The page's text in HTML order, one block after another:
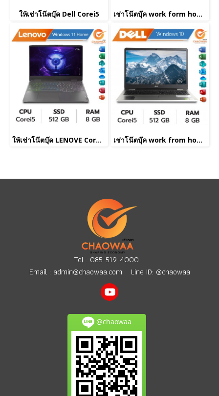
ให้เช่าโน๊ตบุ๊ค Dell Corei5 เช่าโน๊ตบุ๊ค work form home
ให้เช่าโน๊ตบุ๊ค LENOVE Corei5 เช่าโน๊ตบุ๊ค work from home
Tel : 085-519-4000
Email : admin@chaowaa.com Line ID: @chaowaa
@chaowaa